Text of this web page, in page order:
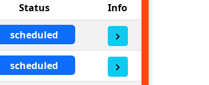
Status Info
scheduled
scheduled